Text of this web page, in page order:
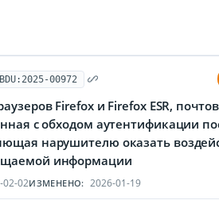
BDU:2025-00972
Firefox и Firefox ESR,
с обходом аутентификации
нарушителю оказать
информации
02-02ИЗМЕНЕНО: 2026-01-19